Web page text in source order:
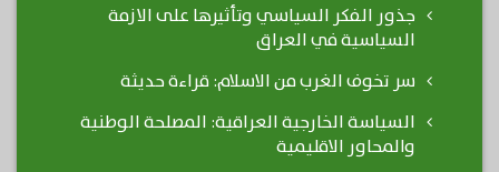
جذور الفكر السياسي وتأثيرها على الازمة
السياسية في العراق
سر تخوف الغرب من الاسلام: قراءة حديثة
السياسة الخارجية العراقية: المصلحة الوطنية
والمحاور الاقليمية